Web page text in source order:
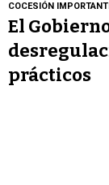
COCESIÓN
El
prácticos